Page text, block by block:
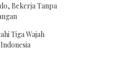
Bekerja Tanpa
Tiga Wajah